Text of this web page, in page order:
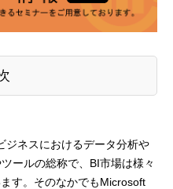
ジネスにおけるデータ分析や
ールの総称で、BI市場は様々
す。そのなかでもMicrosoft